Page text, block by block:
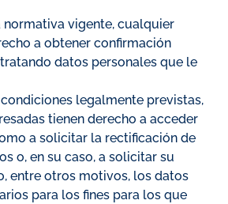
normativa vigente, cualquier
a obtener confirmación
datos personales que le
legalmente previstas,
tienen derecho a acceder
a solicitar la rectificación de
o, en su caso, a solicitar su
entre otros motivos, los datos
para los fines para los que